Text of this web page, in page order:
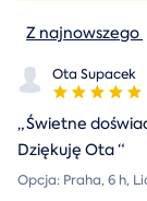
Z najnowszego
Ota Supacek
„Świetne
Dziękuję Ota“
Opcja: Praha, 6 h,